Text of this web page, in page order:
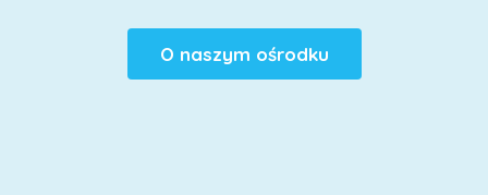
O naszym ośrodku